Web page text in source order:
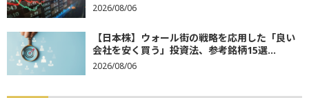
2026/08/06
【日本株】ウォール街の戦略を応用した「良い
会社を安く買う」投資法、参考銘柄15選...
2026/08/06